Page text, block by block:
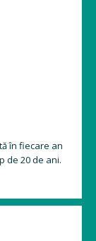
în fiecare an
de 20 de ani.